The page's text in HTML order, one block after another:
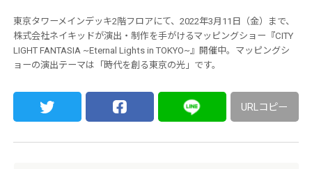
東京タワーメインデッキ2階フロアにて、2022年3月11日（金）まで、
株式会社ネイキッドが演出・制作を手がけるマッピングショー『CITY
LIGHT FANTASIA ~Eternal Lights in TOKYO~』開催中。マッピングシ
ョーの演出テーマは「時代を創る東京の光」です。
URLコピー